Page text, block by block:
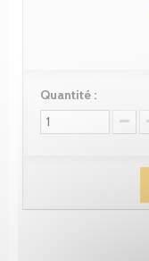
Quantité :